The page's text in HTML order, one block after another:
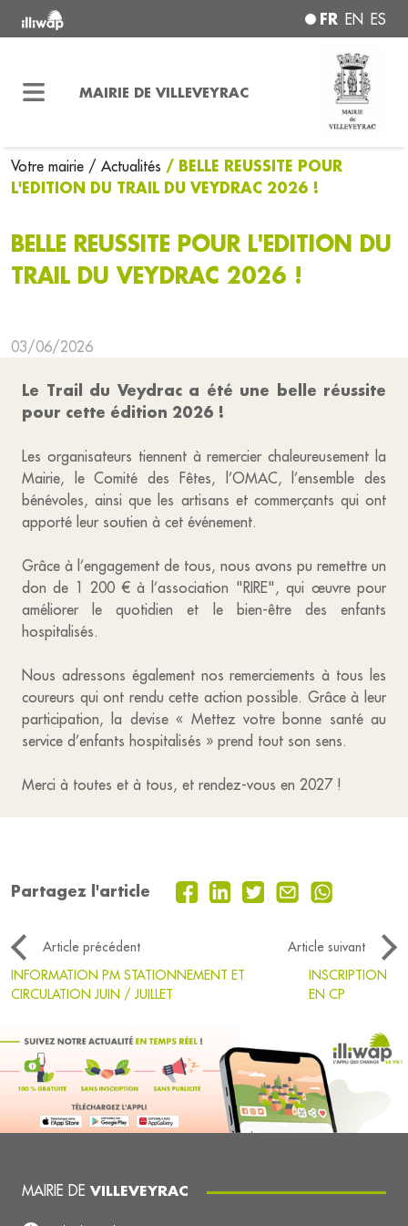
FR EN ES
MAIRIE DE VILLEVEYRAC
Votre mairie / Actualités / BELLE REUSSITE POUR
L'EDITION DU TRAIL DU VEYDRAC 2026 !
BELLE REUSSITE POUR L'EDITION DU
TRAIL DU VEYDRAC 2026 !
03/06/2026
Le Trail du Veydrac a été une belle réussite
pour cette édition 2026 !
Les organisateurs tiennent à remercier chaleureusement la
Mairie, le Comité des Fêtes, l’OMAC, l’ensemble des
bénévoles, ainsi que les artisans et commerçants qui ont
apporté leur soutien à cet événement.
Grâce à l’engagement de tous, nous avons pu remettre un
don de 1 200 € à l’association "RIRE", qui œuvre pour
améliorer le quotidien et le bien-être des enfants
hospitalisés.
Nous adressons également nos remerciements à tous les
coureurs qui ont rendu cette action possible. Grâce à leur
participation, la devise « Mettez votre bonne santé au
service d’enfants hospitalisés » prend tout son sens.
Merci à toutes et à tous, et rendez-vous en 2027 !
Partagez l'article
Article précédent
Article suivant
INFORMATION PM STATIONNEMENT ET
CIRCULATION JUIN / JUILLET
INSCRIPTION
EN CP
MAIRIE DE VILLEVEYRAC